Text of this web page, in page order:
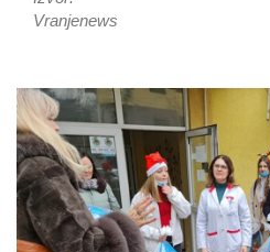
Vranjenews